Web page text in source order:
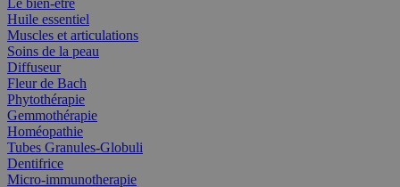
Le bien-être
Huile essentiel
Muscles et articulations
Soins de la peau
Diffuseur
Fleur de Bach
Phytothérapie
Gemmothérapie
Homéopathie
Tubes Granules-Globuli
Dentifrice
Micro-immunotherapie